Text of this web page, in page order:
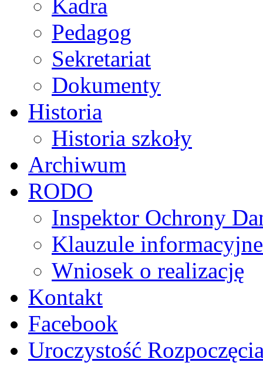
Kadra
Pedagog
Sekretariat
Dokumenty
Historia
Historia szkoły
Archiwum
RODO
Inspektor Ochrony
Klauzule informacyjne
Wniosek o realizację
Kontakt
Facebook
Uroczystość